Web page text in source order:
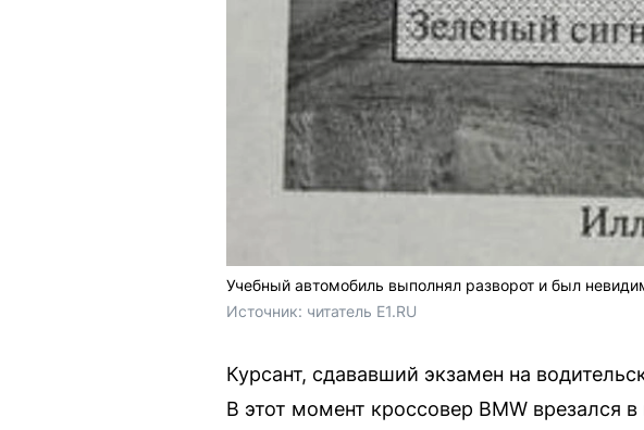
Учебный автомобиль выполнял разворот и был
Источник: читатель E1.RU
Курсант, сдававший экзамен на
В этот момент кроссовер BMW врезался